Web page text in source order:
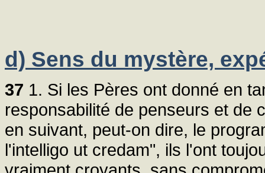
d) Sens du mystère,
37 1. Si les Pères ont donné en
responsabilité de penseurs et de
en suivant, peut-on dire, le
l'intelligo ut credam", ils l'ont